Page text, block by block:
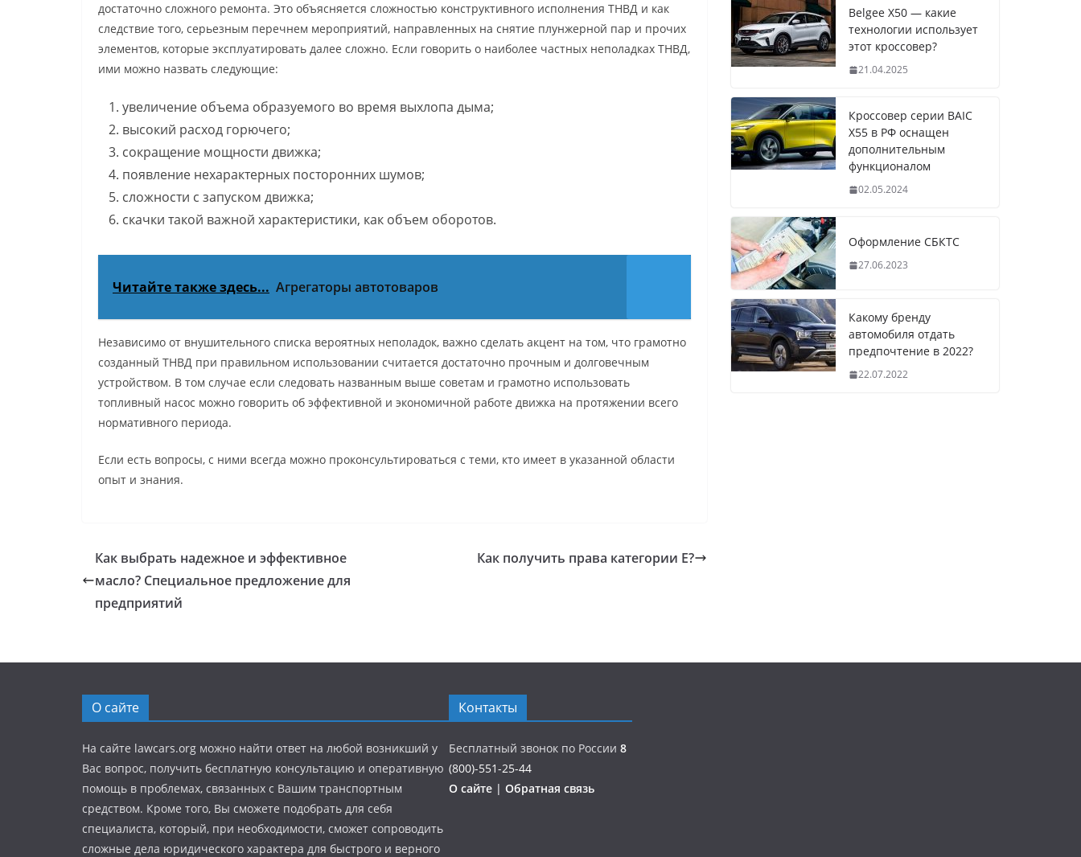
достаточно сложного ремонта. Это объясняется сложностью конструктивного исполнения ТНВД и как
следствие того, серьезным перечнем мероприятий, направленных на снятие плунжерной пар и прочих
элементов, которые эксплуатировать далее сложно. Если говорить о наиболее частных неполадках ТНВД,
ими можно назвать следующие:
увеличение объема образуемого во время выхлопа дыма;
высокий расход горючего;
сокращение мощности движка;
появление нехарактерных посторонних шумов;
сложности с запуском движка;
скачки такой важной характеристики, как объем оборотов.
Читайте также здесь... Агрегаторы автотоваров
Независимо от внушительного списка вероятных неполадок, важно сделать акцент на том, что грамотно
созданный ТНВД при правильном использовании считается достаточно прочным и долговечным
устройством. В том случае если следовать названным выше советам и грамотно использовать
топливный насос можно говорить об эффективной и экономичной работе движка на протяжении всего
нормативного периода.
Если есть вопросы, с ними всегда можно проконсультироваться с теми, кто имеет в указанной области
опыт и знания.
Как выбрать надежное и эффективное
масло? Специальное предложение для
предприятий
Как получить права категории Е?
Belgee X50 — какие
технологии использует
этот кроссовер?
21.04.2025
Кроссовер серии BAIC
X55 в РФ оснащен
дополнительным
функционалом
02.05.2024
Оформление СБКТС
27.06.2023
Какому бренду
автомобиля отдать
предпочтение в 2022?
22.07.2022
О сайте
На сайте lawcars.org можно найти ответ на любой возникший у
Вас вопрос, получить бесплатную консультацию и оперативную
помощь в проблемах, связанных с Вашим транспортным
средством. Кроме того, Вы сможете подобрать для себя
специалиста, который, при необходимости, сможет сопроводить
сложные дела юридического характера для быстрого и верного
Контакты
Бесплатный звонок по России 8
(800)-551-25-44
О сайте | Обратная связь